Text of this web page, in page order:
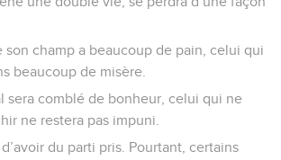
champ a beaucoup de pain, celui qui
beaucoup de misère.
sera comblé de bonheur, celui qui ne
ne restera pas impuni.
du parti pris. Pourtant, certains